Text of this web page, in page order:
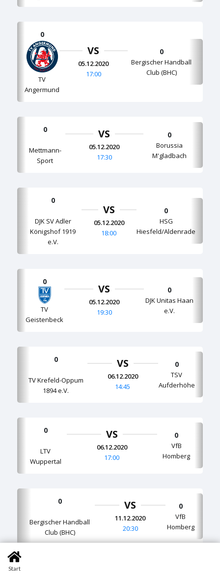
0
TV
Angermund
VS
05.12.2020
17:00
0
Bergischer Handball
Club (BHC)
0
Mettmann-
Sport
VS
05.12.2020
17:30
0
Borussia
M'gladbach
0
DJK SV Adler
Königshof 1919
e.V.
VS
05.12.2020
18:00
0
HSG
Hiesfeld/Aldenrade
0
TV
Geistenbeck
VS
05.12.2020
19:30
0
DJK Unitas Haan
e.V.
0
TV Krefeld-Oppum
1894 e.V.
VS
06.12.2020
14:45
0
TSV
Aufderhöhe
0
LTV
Wuppertal
VS
06.12.2020
17:00
0
VfB
Homberg
0
Bergischer Handball
Club (BHC)
VS
11.12.2020
20:30
0
VfB
Homberg
Start